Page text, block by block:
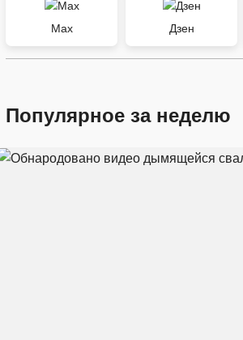
Max Дзен
Популярное за неделю